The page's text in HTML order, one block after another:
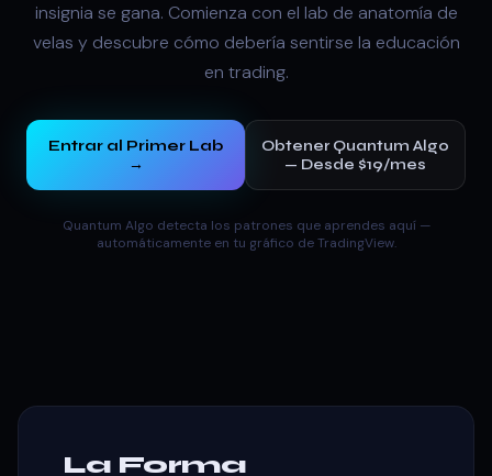
insignia se gana. Comienza con el lab de anatomía de
velas y descubre cómo debería sentirse la educación
en trading.
Entrar al Primer Lab
→
Obtener Quantum Algo
— Desde $19/mes
Quantum Algo detecta los patrones que aprendes aquí —
automáticamente en tu gráfico de TradingView.
La Forma